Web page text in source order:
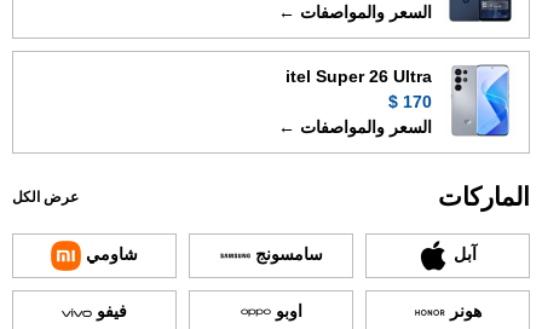
السعر والمواصفات ←
itel Super 26 Ultra
170 $
السعر والمواصفات ←
الماركات عرض الكل
آبل سامسونج شاومي
هونر اوبو فيفو